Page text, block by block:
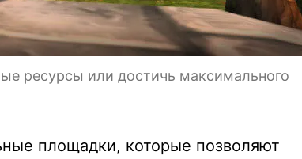
ресурсы или достичь максимального
площадки, которые позволяют